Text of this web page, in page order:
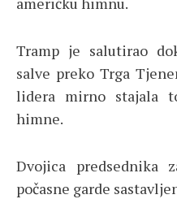
Tramp je salutirao
salve preko Trga
lidera mirno stajala
himne.
Dvojica predsednika
počasne garde